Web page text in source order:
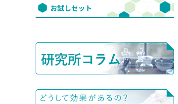
お試しセット